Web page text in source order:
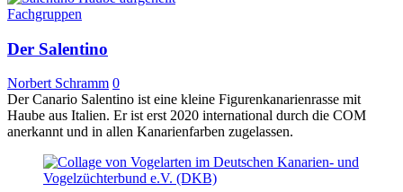
Fachgruppen
Der Salentino
Norbert Schramm 0
Der Canario Salentino ist eine kleine Figurenkanarienrasse mit
Haube aus Italien. Er ist erst 2020 international durch die COM
anerkannt und in allen Kanarienfarben zugelassen.